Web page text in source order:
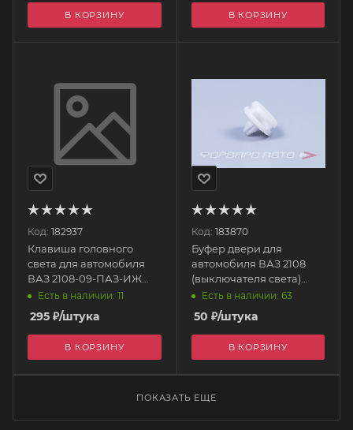
В КОРЗИНУ В КОРЗИНУ
Код: 182937
Клавиша головного
света для автомобиля
ВАЗ 2108-09-ПАЗ-ИЖ
ОДА 2126 12в 0581.3710
СОАТЭ
Есть в наличии: 11
295 ₽/штука
В КОРЗИНУ
Код: 183870
Буфер двери для
автомобиля ВАЗ 2108
(выключателя света)
2109-6101565 АвтоВАЗ
Есть в наличии: 63
50 ₽/штука
В КОРЗИНУ
ПОКАЗАТЬ ЕЩЕ